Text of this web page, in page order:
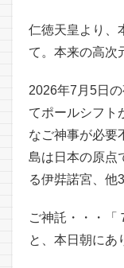
仁徳天皇より、
て。本来の高次
2026年7月5日
てポールシフト
なご神事が必要
島は日本の原点
る伊弉諾宮、他
ご神託・・・「
と、本日朝にあ